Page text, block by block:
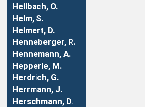
Hellbach, O.
Helm, S.
Helmert, D.
Henneberger, R.
Hennemann, A.
Hepperle, M.
Herdrich, G.
Herrmann, J.
Herschmann, D.